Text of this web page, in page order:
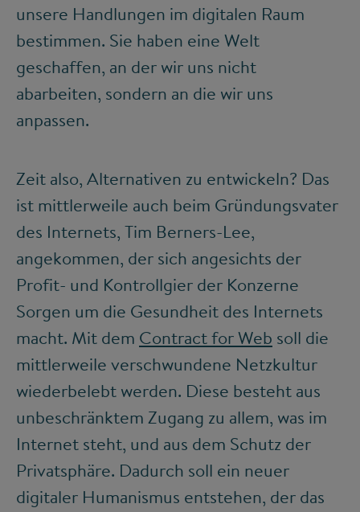
unsere Handlungen im digitalen Raum
bestimmen. Sie haben eine Welt
geschaffen, an der wir uns nicht
abarbeiten, sondern an die wir uns
anpassen.
Zeit also, Alternativen zu entwickeln? Das
ist mittlerweile auch beim Gründungsvater
des Internets, Tim Berners-Lee,
angekommen, der sich angesichts der
Profit- und Kontrollgier der Konzerne
Sorgen um die Gesundheit des Internets
macht. Mit dem Contract for Web soll die
mittlerweile verschwundene Netzkultur
wiederbelebt werden. Diese besteht aus
unbeschränktem Zugang zu allem, was im
Internet steht, und aus dem Schutz der
Privatsphäre. Dadurch soll ein neuer
digitaler Humanismus entstehen, der das